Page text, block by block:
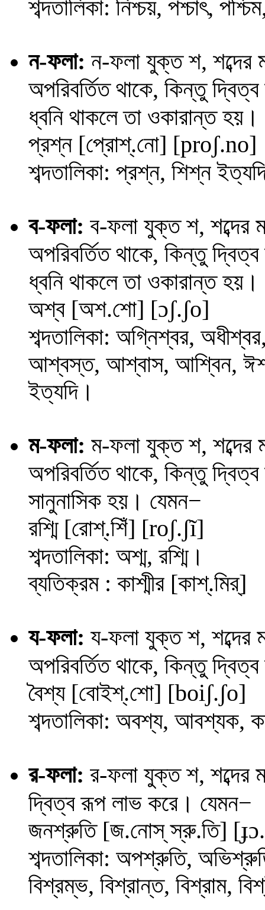
শব্দতালিকা: নিশ্চয়, পশ্চাৎ,
ন-ফলা: ন-ফলা যুক্ত শ, শব্দের
অপরিবর্তিত থাকে, কিন্তু
ধ্বনি থাকলে তা ওকারান্ত হয়।
প্রশ্ন [প্রোশ্.নো] [proʃ.no]
শব্দতালিকা: প্রশ্ন, শিশ্ন
ব-ফলা: ব-ফলা যুক্ত শ, শব্দের
অপরিবর্তিত থাকে, কিন্তু
ধ্বনি থাকলে তা ওকারান্ত হয়।
অশ্ব [অশ.শো] [ɔʃ.ʃo]
শব্দতালিকা: অগ্নিশ্বর,
আশ্বস্ত, আশ্বাস, আশ্বিন,
ইত্যদি।
ম-ফলা: ম-ফলা যুক্ত শ, শব্দের
অপরিবর্তিত থাকে, কিন্তু
সানুনাসিক হয়। যেমন−
রশ্মি [রোশ্.শিঁ] [roʃ.ʃĩ]
শব্দতালিকা: অশ্ম, রশ্মি।
ব্যতিক্রম : কাশ্মীর [কাশ্.মির্]
য-ফলা: য-ফলা যুক্ত শ, শব্দের
অপরিবর্তিত থাকে, কিন্তু
বৈশ্য[বোইশ্.শো] [boiʃ.ʃo]
শব্দতালিকা: অবশ্য, আবশ্যক,
র-ফলা: র-ফলা যুক্ত শ, শব্দের
দ্বিত্ব রূপ লাভ করে। যেমন−
জনশ্রুতি [জ.নোস্ স্রু.তি] [ɟɔ.
শব্দতালিকা: অপশ্রুতি,
বিশ্রম্ভ, বিশ্রান্ত, বিশ্রাম,